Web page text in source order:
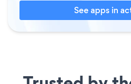
See apps in